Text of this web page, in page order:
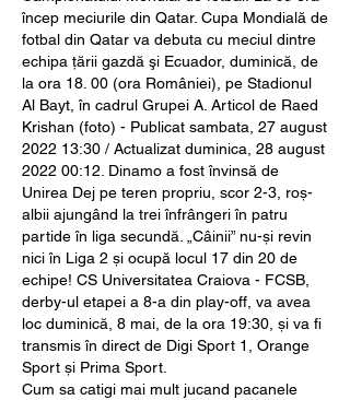
încep meciurile din Qatar. Cupa Mondială de
fotbal din Qatar va debuta cu meciul dintre
echipa ţării gazdă şi Ecuador, duminică, de
la ora 18. 00 (ora României), pe Stadionul
Al Bayt, în cadrul Grupei A. Articol de Raed
Krishan (foto) - Publicat sambata, 27 august
2022 13:30 / Actualizat duminica, 28 august
2022 00:12. Dinamo a fost învinsă de
Unirea Dej pe teren propriu, scor 2-3, roș-
albii ajungând la trei înfrângeri în patru
partide în liga secundă. „Câinii” nu-și revin
nici în Liga 2 și ocupă locul 17 din 20 de
echipe! CS Universitatea Craiova - FCSB,
derby-ul etapei a 8-a din play-off, va avea
loc duminică, 8 mai, de la ora 19:30, și va fi
transmis în direct de Digi Sport 1, Orange
Sport și Prima Sport.
Cum sa catigi mai mult jucand pacanele